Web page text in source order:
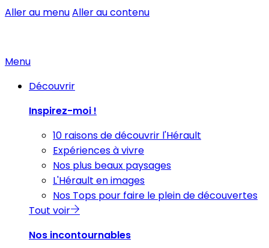
Aller au menuAller au contenu
Menu
Découvrir
Inspirez-moi !
10 raisons de découvrir l'Hérault
Expériences à vivre
Nos plus beaux paysages
L'Hérault en images
Nos Tops pour faire le plein de découvertes
Tout voir
Nos incontournables